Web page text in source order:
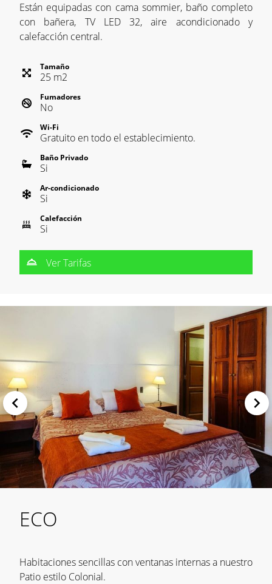
Están equipadas con cama sommier, baño completo
con bañera, TV LED 32, aire acondicionado y
calefacción central.
Tamaño
25 m2
Fumadores
No
Wi-Fi
Gratuito en todo el establecimiento.
Baño Privado
Si
Ar-condicionado
Si
Calefacción
Si
Ver Tarifas
ECO
Habitaciones sencillas con ventanas internas a nuestro
Patio estilo Colonial.